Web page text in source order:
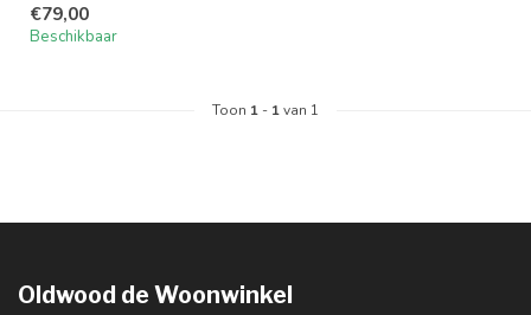
€79,00
Beschikbaar
Toon 1 - 1van 1
Oldwood de Woonwinkel